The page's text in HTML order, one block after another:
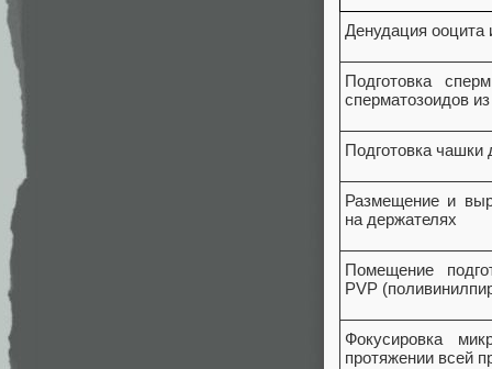
Денудация ооцита
Подготовка
сперматозоидов
Подготовка
Размещение и
на держателях
Помещение
PVP
Фокусировка
протяжении всей